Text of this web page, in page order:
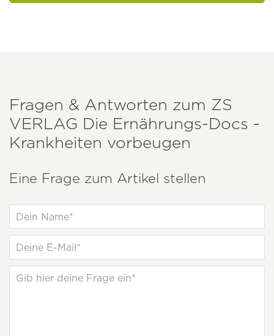
Fragen & Antworten zum ZS
VERLAG Die Ernährungs-Docs -
Krankheiten vorbeugen
Eine Frage zum Artikel stellen